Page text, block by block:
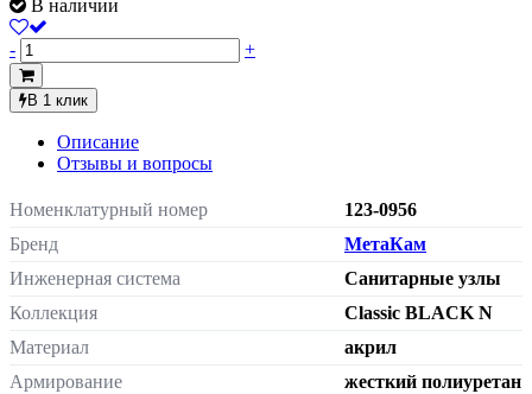
В наличии
- +
В 1 клик
Описание
Отзывы и вопросы
Номенклатурный номер
123-0956
Бренд
МетаКам
Инженерная система
Санитарные узлы
Коллекция
Classic BLACK N
Материал
акрил
Армирование
жесткий полиуретан